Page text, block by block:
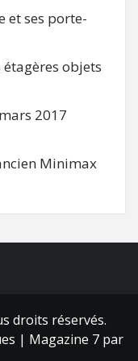
et ses porte-
objets
2017
Minimax
droits réservés.
| Magazine 7 par